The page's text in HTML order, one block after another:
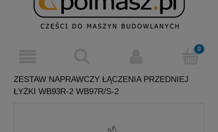
ZESTAW NAPRAWCZY ŁĄCZENIA PRZEDNIEJ
ŁYŻKI WB93R-2 WB97R/S-2